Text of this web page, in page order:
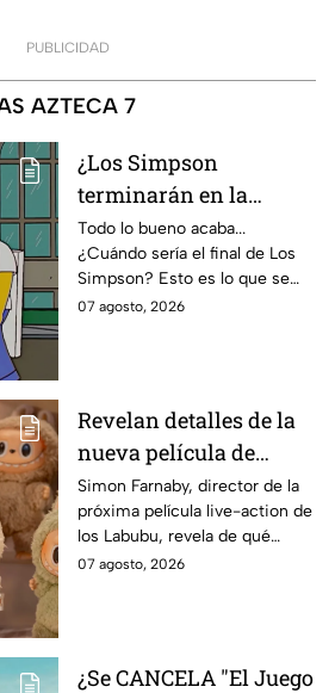
PUBLICIDAD
AZTECA 7
¿Los Simpson
terminarán en la
temporada 40? Actriz
de Bart Simpson da
IMPACTANTE
declaración
Todo lo bueno acaba...
¿Cuándo sería el final de Los
Simpson? Esto es lo que se
sabe:
07 agosto, 2026
Revelan detalles de la
nueva película de
Labubu: de qué tratará
y cuándo se estrena
Simon Farnaby, director de la
próxima película live-action de
los Labubu, revela de qué
tratará la cinta. Aquí te
07 agosto, 2026
¿Se CANCELA "El Juego